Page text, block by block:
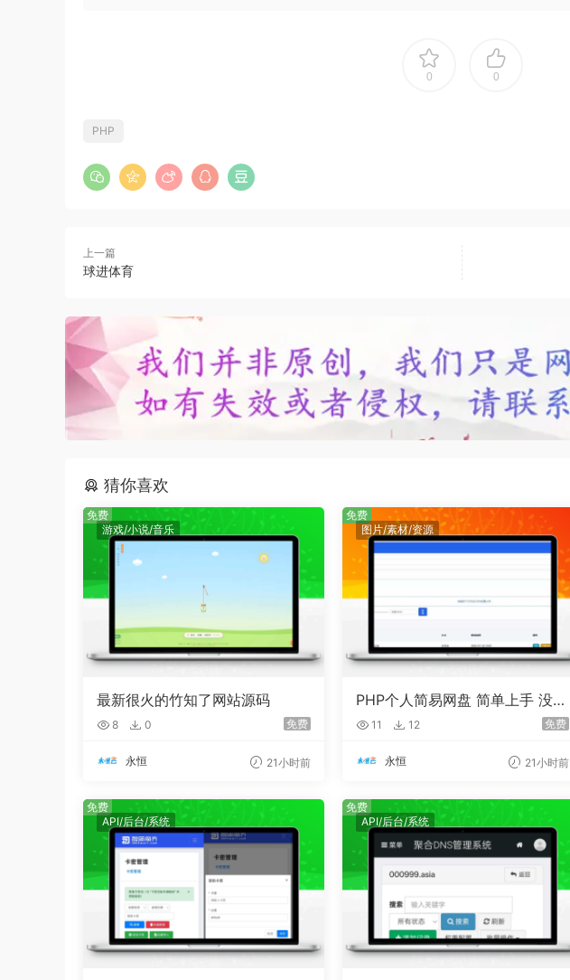
0 0
PHP
上一篇
球进体育
猜你喜欢
游戏/小说/音乐
最新很火的竹知了网站源码
8 0 免费
永恒 21小时前
免费
图片/素材/资源
PHP个人简易网盘 简单上手 没有
数据库
11 12 免费
永恒 21小时前
免费
API/后台/系统
免费
API/后台/系统
免费